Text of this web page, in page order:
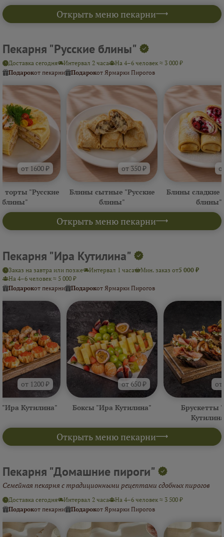
Открыть меню пекарни
Пекарня "Русские блины"
Открыть меню пекарни
Доставка сегодня Интервал 2 часа
На 4–6 человек ≈ 3 000 ₽
Подарокот пекарни Подарокот Ярмарки Пирогов
от 1600 ₽
торты "Русские
блины"
от 350 ₽
Блины сытные "Русские
блины"
Блины сладкие
блины"
Пекарня "Ира Кутилина"
Открыть меню пекарни
Заказ на завтра или позже Интервал 1 часа Мин. заказ от5 000 ₽
На 4–6 человек ≈ 5 000 ₽
Подарокот пекарни Подарокот Ярмарки Пирогов
от 1200 ₽
"Ира Кутилина"
от 650 ₽
Боксы "Ира Кутилина"
Брускетты
Пекарня "Домашние пироги"
Семейная пекарня с традиционными рецептами сдобных пирогов
Доставка сегодня Интервал 2 часа
На 4–6 человек ≈ 3 500 ₽
Подарокот пекарни Подарокот Ярмарки Пирогов